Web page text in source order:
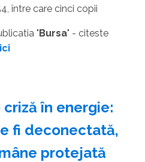
între care cinci copii
"Bursa" - citeste
în energie:
fi deconectată,
protejată